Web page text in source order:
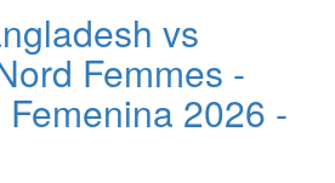
vs
Femmes -
2026 -